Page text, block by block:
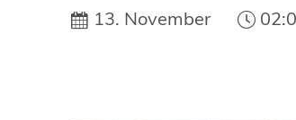
13. November